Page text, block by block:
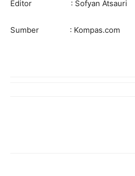
Editor : Sofyan Atsauri
Sumber : Kompas.com